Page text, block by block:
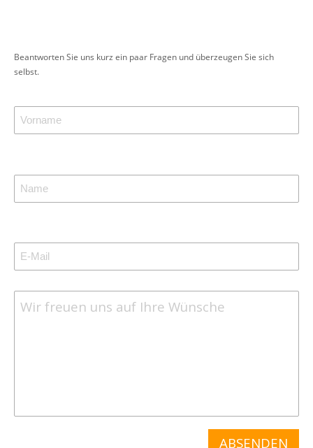
Beantworten Sie uns kurz ein paar Fragen und überzeugen Sie sich
selbst.